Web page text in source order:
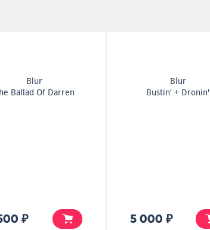
Blur
Ballad Of Darren
₽
Blur
Bustin' + Dronin'
5 000 ₽